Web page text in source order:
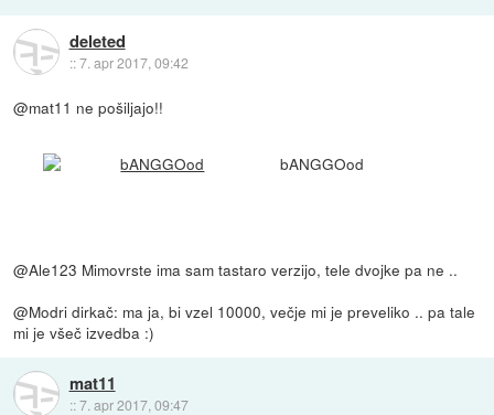
deleted
::7. apr 2017, 09:42
@mat11 ne pošiljajo!!
bANGGOod
@Ale123 Mimovrste ima sam tastaro verzijo, tele dvojke pa ne ..
@Modri dirkač: ma ja, bi vzel 10000, večje mi je preveliko .. pa tale
mi je všeč izvedba :)
mat11
::7. apr 2017, 09:47